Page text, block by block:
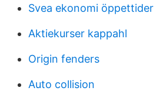
Svea ekonomi öppettider
Aktiekurser kappahl
Origin fenders
Auto collision